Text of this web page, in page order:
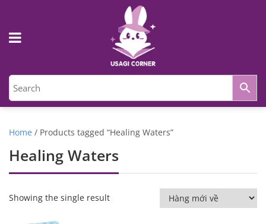
Home / Products tagged “Healing Waters”
Healing Waters
Showing the single result